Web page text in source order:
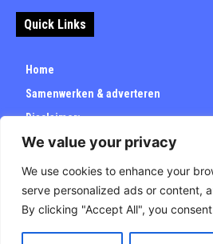
We value your privacy
We use cookies to enhance your
serve personalized ads or content,
By clicking "Accept All", you
Quick Links
Home
Samenwerken & adverteren
Disclaimer:
Over
Privacybeleid